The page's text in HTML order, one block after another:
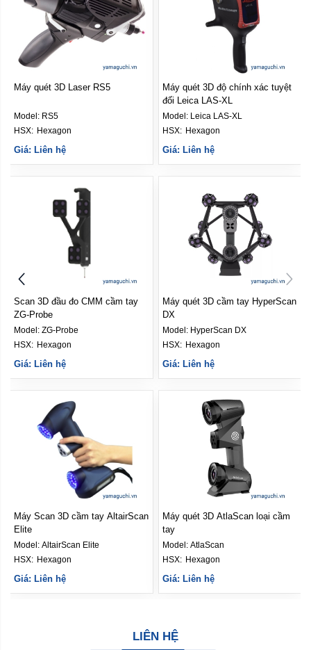
Máy quét 3D Laser RS5
Model: RS5
Hexagon
Giá: Liên hệ
Máy quét 3D độ chính xác tuyệt
đối Leica LAS-XL
Model: Leica LAS-XL
HSX: Hexagon
Giá: Liên hệ
Scan 3D đầu đo CMM cầm tay
ZG-Probe
Model: ZG-Probe
Hexagon
Giá: Liên hệ
Máy quét 3D cầm tay HyperScan
DX
Model: HyperScan DX
HSX: Hexagon
Giá: Liên hệ
Máy Scan 3D cầm tay AltairScan
Elite
Model: AltairScan Elite
Hexagon
Giá: Liên hệ
Máy quét 3D AtlaScan loại cầm
tay
Model: AtlaScan
HSX: Hexagon
Giá: Liên hệ
LIÊN HỆ